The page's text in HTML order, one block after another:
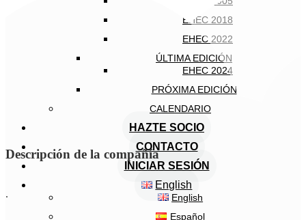
EHEC 2018
EHEC 2022
ÚLTIMA EDICIÓN
EHEC 2024
PRÓXIMA EDICIÓN
CALENDARIO
HAZTE SOCIO
CONTACTO
INICIAR SESIÓN
English
English
Español
Descripción de la compañía
.